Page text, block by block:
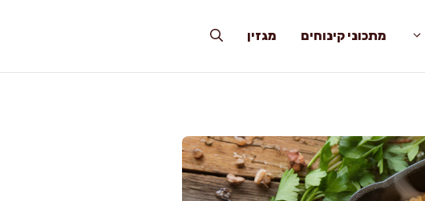
מתכוני קינוחים מגזין